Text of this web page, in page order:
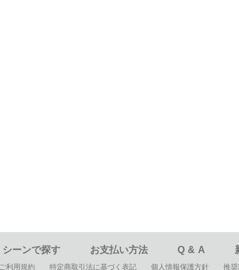
シーンで探す お支払い方法 Q& A
ご利用規約 特定商取引法に基づく表記 個人情報保護方針 推奨